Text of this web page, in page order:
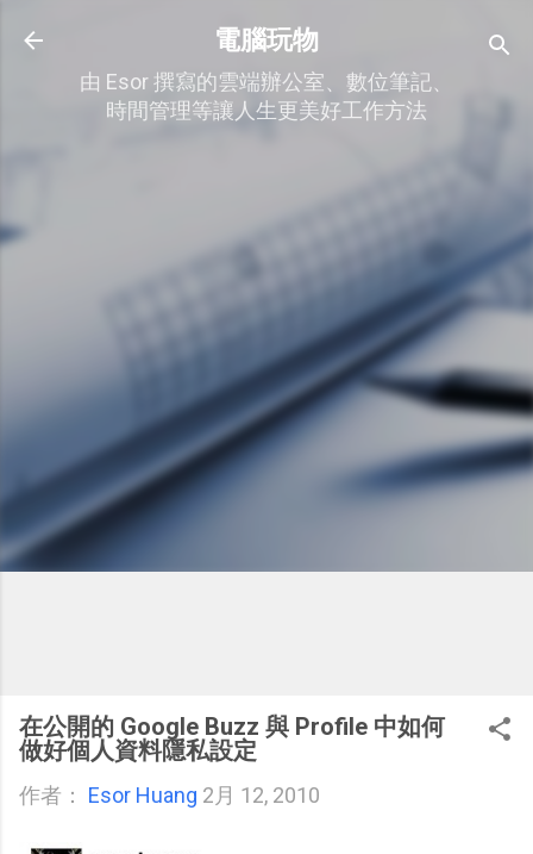
跳到主要內容
電腦玩物
由 Esor 撰寫的雲端辦公室、數位筆記、
時間管理等讓人生更美好工作方法
在公開的 Google Buzz 與 Profile 中如何
做好個人資料隱私設定
作者： Esor Huang 2月 12, 2010